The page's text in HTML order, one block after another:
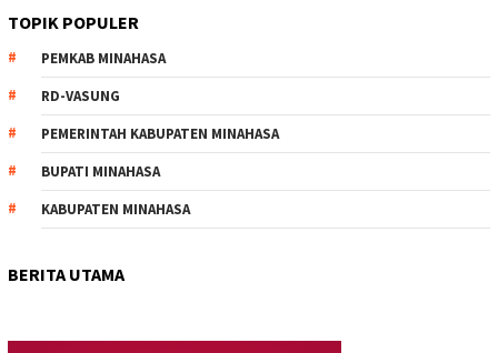
TOPIK POPULER
PEMKAB MINAHASA
RD-VASUNG
PEMERINTAH KABUPATEN MINAHASA
BUPATI MINAHASA
KABUPATEN MINAHASA
BERITA UTAMA